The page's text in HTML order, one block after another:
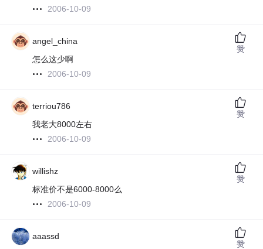
2006-10-09
angel_china
怎么这少啊
2006-10-09
赞
terriou786
我老大8000左右
2006-10-09
赞
willishz
标准价不是6000-8000么
2006-10-09
赞
aaassd
赞